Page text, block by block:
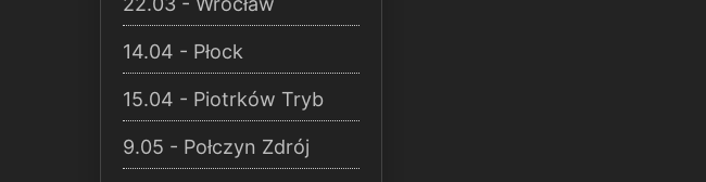
14.04 - Płock
15.04 - Piotrków Tryb
9.05 - Połczyn Zdrój